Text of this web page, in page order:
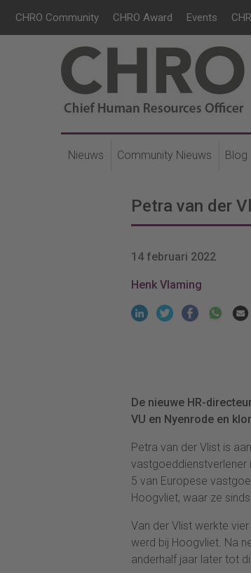
CHRO Community CHRO Award Events
Nieuws Community Nieuws Blog
Petra van der
14 februari 2022
Henk Vlaming
De nieuwe HR-
VU en Nyenrode en
Petra van der Vlist is
vastgoeddienstverlener
5 van Europese
Hoogvliet, waar ze
Van der Vlist werkte
werd bij Hoogvliet. Na
anderhalf jaar later tot